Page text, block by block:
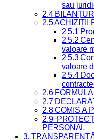
sau
2.4
2.5 ACHIZIȚII
2.5.1
2.5.2
valoare
2.5.3
valoare
2.5.4
2.6
2.7
2.8 COMISIA
2.9.
PERSONAL
3.